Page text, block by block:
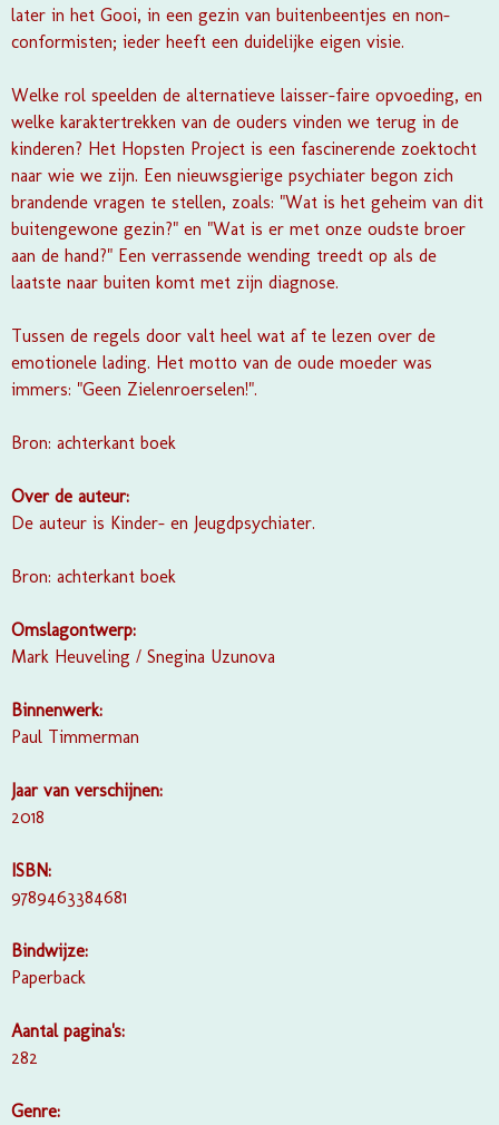
later in het Gooi, in een gezin van buitenbeentjes en non-
conformisten; ieder heeft een duidelijke eigen visie.
Welke rol speelden de alternatieve laisser-faire opvoeding, en
welke karaktertrekken van de ouders vinden we terug in de
kinderen? Het Hopsten Project is een fascinerende zoektocht
naar wie we zijn. Een nieuwsgierige psychiater begon zich
brandende vragen te stellen, zoals: "Wat is het geheim van dit
buitengewone gezin?" en "Wat is er met onze oudste broer
aan de hand?" Een verrassende wending treedt op als de
laatste naar buiten komt met zijn diagnose.
Tussen de regels door valt heel wat af te lezen over de
emotionele lading. Het motto van de oude moeder was
immers: "Geen Zielenroerselen!".
Bron: achterkant boek
Over de auteur:
De auteur is Kinder- en Jeugdpsychiater.
Bron: achterkant boek
Omslagontwerp:
Mark Heuveling / Snegina Uzunova
Binnenwerk:
Paul Timmerman
Jaar van verschijnen:
2018
ISBN:
9789463384681
Bindwijze:
Paperback
Aantal pagina's:
282
Genre: